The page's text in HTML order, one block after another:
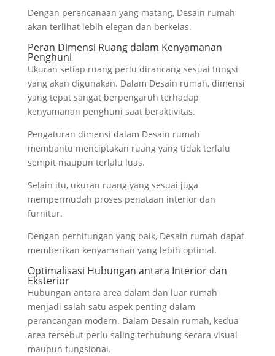
Dengan perencanaan yang matang, Desain rumah
akan terlihat lebih elegan dan berkelas.
Peran Dimensi Ruang dalam Kenyamanan
Penghuni
Ukuran setiap ruang perlu dirancang sesuai fungsi
yang akan digunakan. Dalam Desain rumah, dimensi
yang tepat sangat berpengaruh terhadap
kenyamanan penghuni saat beraktivitas.
Pengaturan dimensi dalam Desain rumah
membantu menciptakan ruang yang tidak terlalu
sempit maupun terlalu luas.
Selain itu, ukuran ruang yang sesuai juga
mempermudah proses penataan interior dan
furnitur.
Dengan perhitungan yang baik, Desain rumah dapat
memberikan kenyamanan yang lebih optimal.
Optimalisasi Hubungan antara Interior dan
Eksterior
Hubungan antara area dalam dan luar rumah
menjadi salah satu aspek penting dalam
perancangan modern. Dalam Desain rumah, kedua
area tersebut perlu saling terhubung secara visual
maupun fungsional.